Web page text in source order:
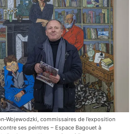
Wojewodzki, commissaires de l’exposition
ses peintres – Espace Bagouet à